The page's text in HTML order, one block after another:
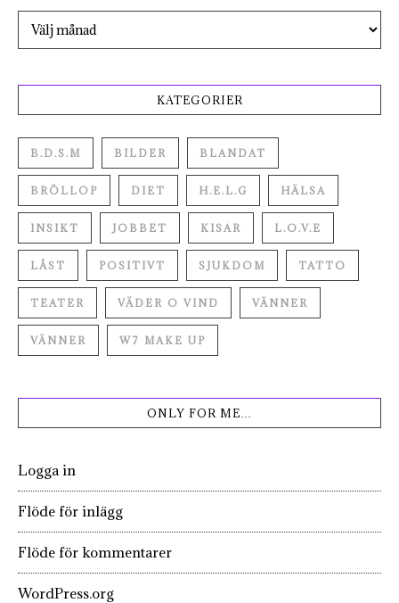
Arkiv
KATEGORIER
B.D.S.M BILDER BLANDAT
BRÖLLOP DIET H.E.L.G HÄLSA
INSIKT JOBBET KISAR L.O.V.E
LÅST POSITIVT SJUKDOM TATTO
TEATER VÄDER O VIND VÄNNER
VÄNNER W7 MAKE UP
ONLY FOR ME…
Logga in
Flöde för inlägg
Flöde för kommentarer
WordPress.org